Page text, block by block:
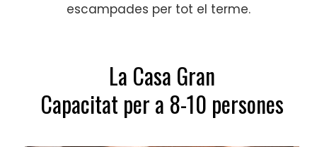
escampades per tot el terme.
La Casa Gran
Capacitat per a 8-10 persones